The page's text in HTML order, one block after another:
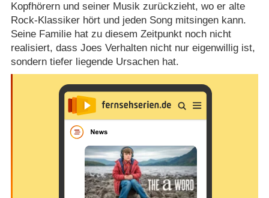
Kopfhörern und seiner Musik zurückzieht, wo er alte
Rock-Klassiker hört und jeden Song mitsingen kann.
Seine Familie hat zu diesem Zeitpunkt noch nicht
realisiert, dass Joes Verhalten nicht nur eigenwillig ist,
sondern tiefer liegende Ursachen hat.